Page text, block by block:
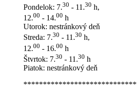
Pondelok: 7.30 - 11.30 h,
12.00 - 14.00 h
Utorok: nestránkový deň
Streda: 7.30 - 11.30 h,
12.00 - 16.00 h
Štvrtok: 7.30 - 11.30 h
Piatok: nestránkový deň